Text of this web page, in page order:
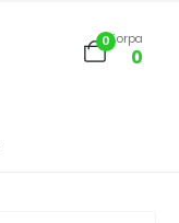
0Korpa
0